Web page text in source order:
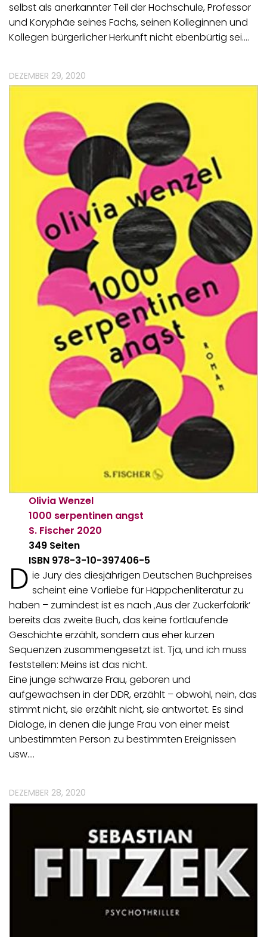
selbst als anerkannter Teil der Hochschule, Professor
und Koryphäe seines Fachs, seinen Kolleginnen und
Kollegen bürgerlicher Herkunft nicht ebenbürtig sei.…
DEZEMBER 29, 2020
Olivia Wenzel
1000 serpentinen angst
S. Fischer 2020
349 Seiten
ISBN 978-3-10-397406-5
D ie Jury des diesjährigen Deutschen Buchpreises
scheint eine Vorliebe für Häppchenliteratur zu
haben – zumindest ist es nach ‚Aus der Zuckerfabrik‘
bereits das zweite Buch, das keine fortlaufende
Geschichte erzählt, sondern aus eher kurzen
Sequenzen zusammengesetzt ist. Tja, und ich muss
feststellen: Meins ist das nicht.
Eine junge schwarze Frau, geboren und
aufgewachsen in der DDR, erzählt – obwohl, nein, das
stimmt nicht, sie erzählt nicht, sie antwortet. Es sind
Dialoge, in denen die junge Frau von einer meist
unbestimmten Person zu bestimmten Ereignissen
usw.…
DEZEMBER 28, 2020